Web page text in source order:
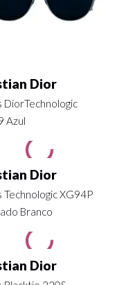
Dior
DiorTechnologic
Azul
Dior
Technologic XG94P
Branco
Dior